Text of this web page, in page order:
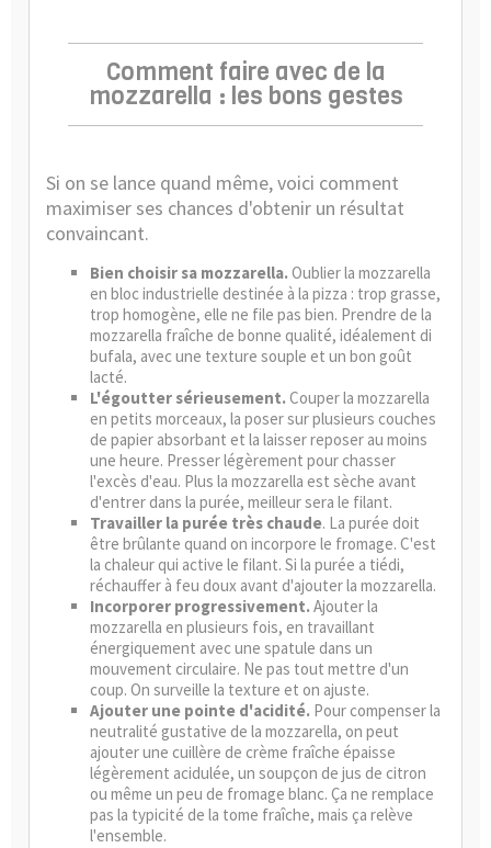
Comment faire avec de la
mozzarella : les bons gestes
Si on se lance quand même, voici comment
maximiser ses chances d'obtenir un résultat
convaincant.
Bien choisir sa mozzarella.Oublier la mozzarella
en bloc industrielle destinée à la pizza : trop grasse,
trop homogène, elle ne file pas bien. Prendre de la
mozzarella fraîche de bonne qualité, idéalement di
bufala, avec une texture souple et un bon goût
lacté.
L'égoutter sérieusement.Couper la mozzarella
en petits morceaux, la poser sur plusieurs couches
de papier absorbant et la laisser reposer au moins
une heure. Presser légèrement pour chasser
l'excès d'eau. Plus la mozzarella est sèche avant
d'entrer dans la purée, meilleur sera le filant.
Travailler la purée très chaude. La purée doit
être brûlante quand on incorpore le fromage. C'est
la chaleur qui active le filant. Si la purée a tiédi,
réchauffer à feu doux avant d'ajouter la mozzarella.
Incorporer progressivement.Ajouter la
mozzarella en plusieurs fois, en travaillant
énergiquement avec une spatule dans un
mouvement circulaire. Ne pas tout mettre d'un
coup. On surveille la texture et on ajuste.
Ajouter une pointe d'acidité. Pour compenser la
neutralité gustative de la mozzarella, on peut
ajouter une cuillère de crème fraîche épaisse
légèrement acidulée, un soupçon de jus de citron
ou même un peu de fromage blanc. Ça ne remplace
pas la typicité de la tome fraîche, mais ça relève
l'ensemble.